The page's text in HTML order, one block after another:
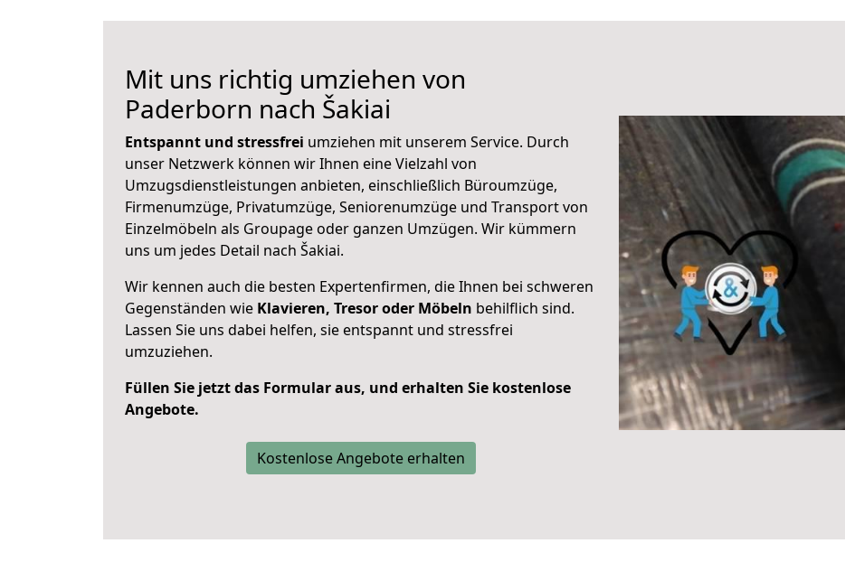
Mit uns richtig umziehen von
Paderborn nach Šakiai
Entspannt und stressfrei umziehen mit unserem Service. Durch
unser Netzwerk können wir Ihnen eine Vielzahl von
Umzugsdienstleistungen anbieten, einschließlich Büroumzüge,
Firmenumzüge, Privatumzüge, Seniorenumzüge und Transport von
Einzelmöbeln als Groupage oder ganzen Umzügen. Wir kümmern
uns um jedes Detail nach Šakiai.
Wir kennen auch die besten Expertenfirmen, die Ihnen bei schweren
Gegenständen wie Klavieren, Tresor oder Möbeln behilflich sind.
Lassen Sie uns dabei helfen, sie entspannt und stressfrei
umzuziehen.
Füllen Sie jetzt das Formular aus, und erhalten Sie kostenlose
Angebote.
Kostenlose Angebote erhalten